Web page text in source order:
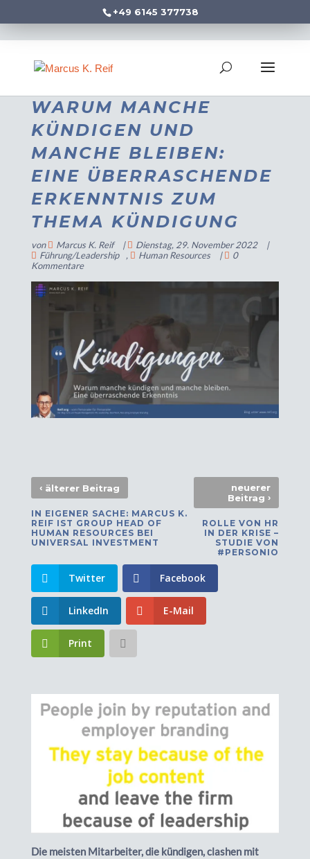
+49 6145 377738
WARUM MANCHE
KÜNDIGEN UND
MANCHE BLEIBEN:
EINE ÜBERRASCHENDE
ERKENNTNIS ZUM
THEMA KÜNDIGUNG
von Marcus K. Reif | Dienstag, 29. November 2022
|
Führung/Leadership
, Human Resources |
0
Kommentare
‹älterer Beitrag
IN EIGENER SACHE: MARCUS K.
REIF IST GROUP HEAD OF
HUMAN RESOURCES BEI
UNIVERSAL INVESTMENT
neuerer
Beitrag›
ROLLE VON HR
IN DER KRISE –
STUDIE VON
#PERSONIO
Twitter Facebook
LinkedIn E-Mail
Print
Die meisten Mitarbeiter, die kündigen, clashen mit